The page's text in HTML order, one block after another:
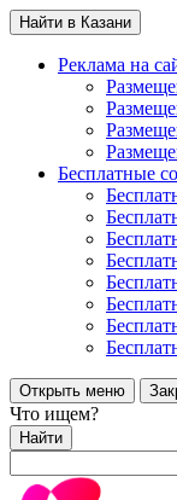
Найти в Казани
Реклама на
Бесплатные
Открыть меню
Что ищем?
Найти